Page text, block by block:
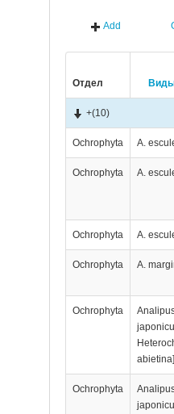
Add
Отдел
+(10)
Ochrophyta A.
Ochrophyta A.
Ochrophyta A.
Ochrophyta A.
Ochrophyta
Ochrophyta